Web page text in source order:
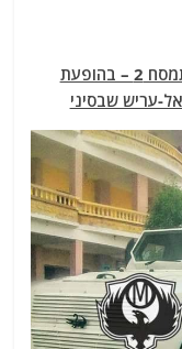
*- רכב משוריין חדיש מתוצרת מצרית – תמסח 2 – בהופעת
עריש שבסיני